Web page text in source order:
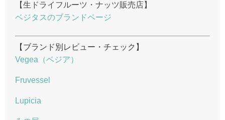
【生ドライフルーツ・ナッツ販売店】
ベジタスのブランドページ
【ブランド別レビュー・チェック】
Vegea（ベジア）
Fruvessel
Lupicia